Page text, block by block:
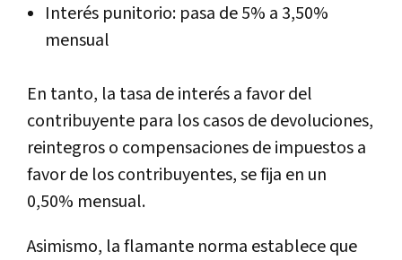
Interés punitorio: pasa de 5% a 3,50%
mensual
En tanto, la tasa de interés a favor del
contribuyente para los casos de devoluciones,
reintegros o compensaciones de impuestos a
favor de los contribuyentes, se fija en un
0,50% mensual.
Asimismo, la flamante norma establece que